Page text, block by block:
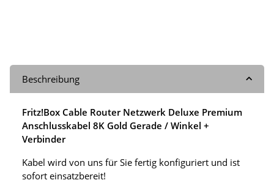
Beschreibung
Fritz!Box Cable Router Netzwerk Deluxe Premium
Anschlusskabel 8K Gold Gerade / Winkel +
Verbinder
Kabel wird von uns für Sie fertig konfiguriert und ist
sofort einsatzbereit!